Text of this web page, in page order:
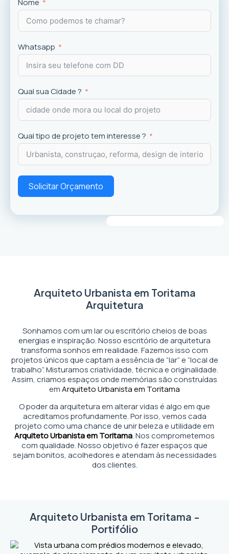
experiência dos usuários.
Nome
Whatsapp
Qual sua Cidade ?
Qual tipo de projeto tem interesse ?
Solicitar Orçamento
Arquiteto Urbanista em Toritama
Arquitetura
Sonhamos com um lar ou escritório cheios de boas
energias e inspiração. Nosso escritório de arquitetura
transforma sonhos em realidade. Fazemos isso com
projetos únicos que captam a essência de “lar” e “local de
trabalho”. Misturamos criatividade, técnica e originalidade.
Assim, criamos espaços onde memórias são construídas
emArquiteto Urbanista em Toritama
O poder da arquitetura em alterar vidas é algo em que
acreditamos profundamente. Por isso, vemos cada
projeto como uma chance de unir beleza e utilidade em
Arquiteto Urbanista em Toritama. Nos comprometemos
com qualidade. Nosso objetivo é fazer espaços que
sejam bonitos, acolhedores e atendam às necessidades
dos clientes.
Arquiteto Urbanista em Toritama -
Portifólio